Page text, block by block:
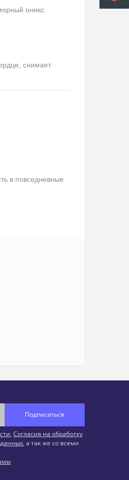
оникс
снимает
в повседневные
Подписаться
, Согласия на обработку
, а так же со всеми